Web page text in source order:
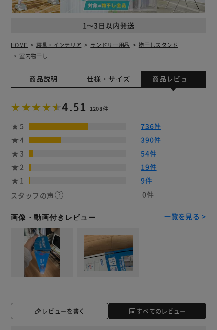
1～3日以内発送
HOME 寝具・インテリア ランドリー用品
物干しスタンド
室内物干し
商品説明 仕様・サイズ 商品レビュー
4.51 1208件
5
736件
4
390件
3
54件
2
19件
1
9件
スタッフの声
0件
画像・動画付きレビュー 一覧を見る >
レビューを書く すべてのレビュー